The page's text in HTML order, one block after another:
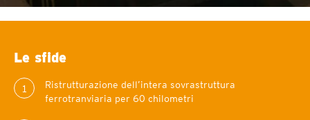
Le sfide
1
Ristrutturazione dell’intera sovrastruttura
ferrotranviaria per 60 chilometri